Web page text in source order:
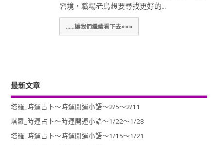
窘境，職場老鳥想要尋找更好的...
......讓我們繼續看下去»»»
最新文章
塔羅_時運占卜～時運開運小語～2/5～2/11
塔羅_時運占卜～時運開運小語～1/22～1/28
塔羅_時運占卜～時運開運小語～1/15～1/21